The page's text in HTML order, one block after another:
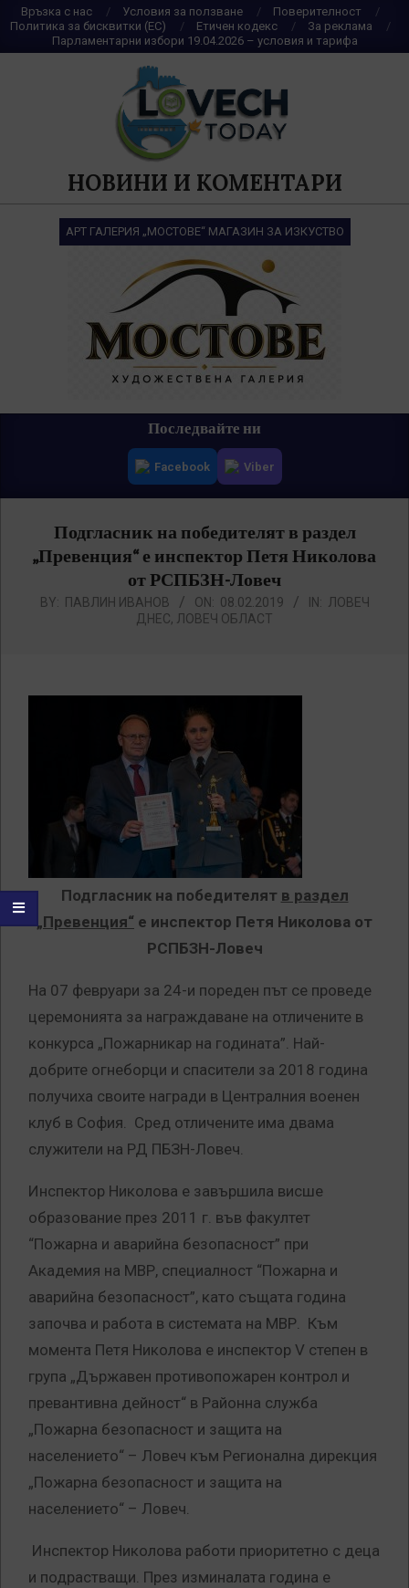
Skip
to
content
Връзка с нас Условия за ползване
Поверителност
Политика за бисквитки (ЕС)
Етичен кодекс
За реклама
Парламентарни избори 19.04.2026 – условия и тарифа
НОВИНИ И КОМЕНТАРИ
АРТ ГАЛЕРИЯ „МОСТОВЕ“ МАГАЗИН ЗА ИЗКУСТВО
Последвайте ни
Facebook Viber
Подгласник на победителят в раздел
„Превенция“ е инспектор Петя Николова
от РСПБЗН-Ловеч
BY: ПАВЛИН ИВАНОВ ON: 08.02.2019 IN: ЛОВЕЧ
ДНЕС, ЛОВЕЧ ОБЛАСТ
Подгласник на победителят в раздел
„Превенция“ е инспектор Петя Николова от
РСПБЗН-Ловеч
На 07 февруари за 24-и пореден път се проведе
церемонията за награждаване на отличените в
конкурса „Пожарникар на годината”. Най-
добрите огнеборци и спасители за 2018 година
получиха своите награди в Централния военен
клуб в София. Сред отличените има двама
служители на РД ПБЗН-Ловеч.
Инспектор Николова е завършила висше
образование през 2011 г. във факултет
“Пожарна и аварийна безопасност” при
Академия на МВР, специалност “Пожарна и
аварийна безопасност”, като същата година
започва и работа в системата на МВР. Към
момента Петя Николова е инспектор V степен в
група „Държавен противопожарен контрол и
превантивна дейност“ в Районна служба
„Пожарна безопасност и защита на
населението“ – Ловеч към Регионална дирекция
„Пожарна безопасност и защита на
населението“ – Ловеч.
Инспектор Николова работи приоритетно с деца
и подрастващи. През изминалата година е